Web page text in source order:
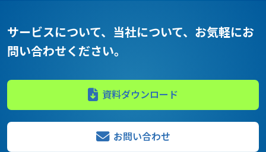
サービスについて、当社について、 お気軽にお
問い合わせください。
資料ダウンロード
お問い合わせ